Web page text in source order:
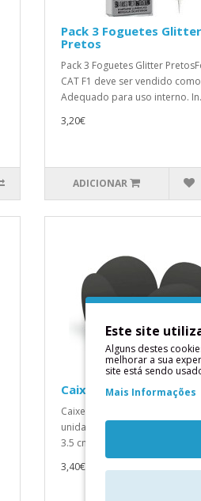
Pack 3 Foguetes Glitter
Pretos
Pack 3 Foguetes Glitter
CAT F1 deve ser vendido
Adequado para uso interno.
3,20€
ADICIONAR
Caixeta Preta
Caixeta PretaContém:50
unidadesMedidas
3.5 cms..
3,40€
Este site
Alguns destes
melhorar a sua
site está sendo
Mais Informações